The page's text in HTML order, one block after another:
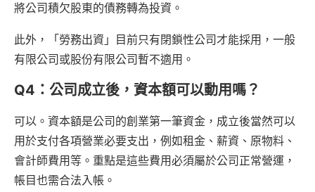
將公司積欠股東的債務轉為投資。
此外，「勞務出資」目前只有閉鎖性公司才能採用，一般
有限公司或股份有限公司暫不適用。
Q4：公司成立後，資本額可以動用嗎？
可以。資本額是公司的創業第一筆資金，成立後當然可以
用於支付各項營業必要支出，例如租金、薪資、原物料、
會計師費用等。重點是這些費用必須屬於公司正常營運，
帳目也需合法入帳。